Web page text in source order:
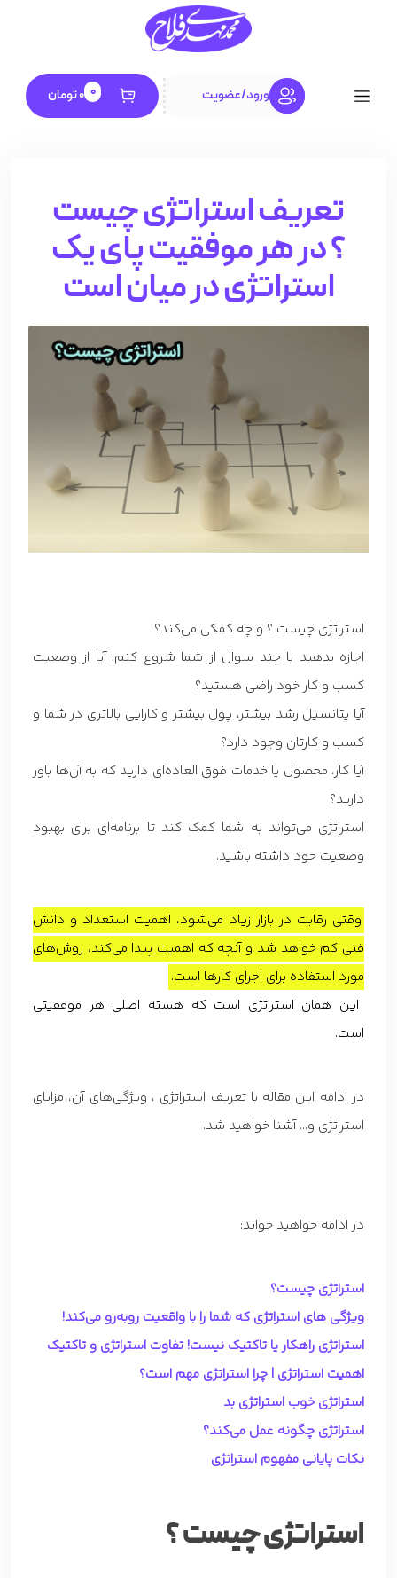
ورود/عضویت 0
0تومان
تعریف استراتژی چیست
؟ در هر موفقیت پای یک
استراتژی در میان است
استراتژی چیست ؟ و چه کمکی می‌کند؟
اجازه بدهید با چند سوال از شما شروع کنم: آیا از وضعیت
کسب و کار خود راضی هستید؟
آیا پتانسیل رشد بیشتر، پول بیشتر و کارایی بالاتری در شما و
کسب و کارتان وجود دارد؟
آیا کار، محصول یا خدمات فوق العاده‌ای دارید که به آن‌ها باور
دارید؟
استراتژی می‌تواند به شما کمک کند تا برنامه‌ای برای بهبود
وضعیت خود داشته باشید.
وقتی رقابت در بازار زیاد می‌شود، اهمیت استعداد و دانش
فنی کم خواهد شد و آنچه که اهمیت پیدا می‌کند، روش‌های
مورد استفاده برای اجرای کارها است.
این همان استراتژی است که هسته اصلی هر موفقیتی
است.
در ادامه این مقاله با تعریف استراتژی ، ویژگی‌های آن، مزایای
استراتژی و… آشنا خواهید شد.
در ادامه خواهید خواند:
استراتژی چیست؟
ویژگی های استراتژی که شما را با واقعیت روبه‌رو می‌کند!
استراتژی راهکار یا تاکتیک نیست! تفاوت استراتژی و تاکتیک
اهمیت استراتژی | چرا استراتژی مهم است؟
استراتژی خوب استراتژی بد
استراتژی چگونه عمل می‌کند؟
نکات پایانی مفهوم استراتژی
استراتژی چیست ؟